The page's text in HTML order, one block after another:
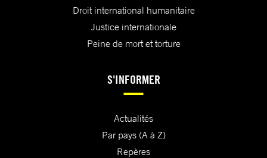
Droit international humanitaire
Justice internationale
Peine de mort et torture
S'INFORMER
Actualités
Par pays (A à Z)
Repères